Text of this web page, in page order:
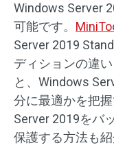
Windows Server
可能です。
Server 2019
ディションの違
と、Windows
分に最適かを把
Server 2019をバ
保護する方法も紹